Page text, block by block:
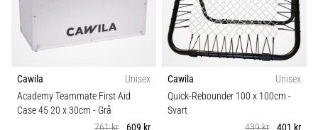
Cawila
Unisex
Academy Teammate First Aid
Case 45 20 x 30cm - Grå
Cawila
Unisex
Quick-Rebounder 100 x 100cm -
Svart